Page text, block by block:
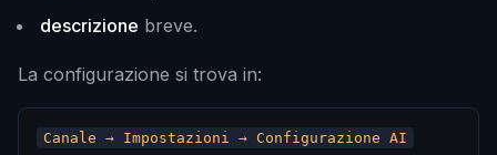
descrizione breve.
La configurazione si trova in: